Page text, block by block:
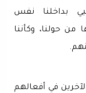
بداخلنا نفس
من حولنا، وكأننا
في أفعالهم